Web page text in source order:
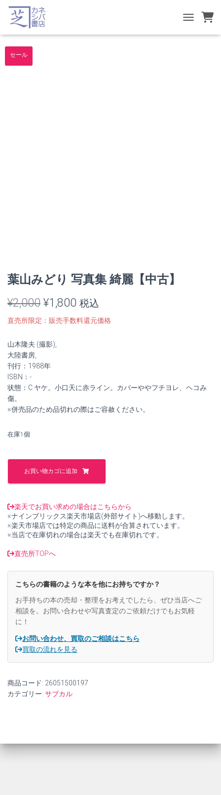
TOGGLE
セール
葉山みどり 写真集 綺麗【中古】
¥2,000 元
の
価
¥2,000
で
¥1,800 現
在
は
¥1,800
税込
直売所限定：販売手数料還元価格
山木隆夫 (撮影),
大陸書房,
刊行：1988年
ISBN：-
状態：C ヤケ。小口天に赤ライン。カバーややフチヨレ、ヘコみ
傷。
※併売品のため品切れの際はご容赦ください。
在庫1個
葉
ど
写
真
集
綺
【中
個
お買い物カゴに追加
楽天でお買い求めの場合はこちらから
※ナインブリックス楽天市場店(外部サイト)へ移動します。
※楽天市場店では特定の商品に送料が合算されています。
※当店で在庫切れの場合は楽天でも在庫切れです。
直売所TOPへ
こちらの書籍のような本を他にお持ちですか？
お手持ちの本の売却・整理をお考えでしたら、ぜひ当店へご
相談を。お問い合わせや写真査定のご依頼だけでもお気軽
に！
お問い合わせ、買取のご相談はこちら
買取の流れを見る
商品コード: 26051500197
カテゴリー: サブカル